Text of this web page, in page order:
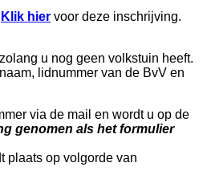
Klik hier voor deze inschrijving.
u nog geen volkstuin heeft.
lidnummer van de BvV en
via de mail en wordt u op de
genomen als het formulier
plaats op volgorde van